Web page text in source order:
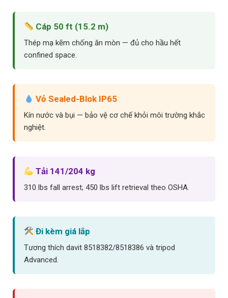
Cáp 50 ft (15.2 m)
Thép mạ kẽm chống ăn mòn — đủ cho hầu hết
confined space.
Vỏ Sealed-Blok IP65
Kín nước và bụi — bảo vệ cơ chế khỏi môi trường khắc
nghiệt.
Tải 141/204 kg
310 lbs fall arrest; 450 lbs lift retrieval theo OSHA.
Đi kèm giá lắp
Tương thích davit 8518382/8518386 và tripod
Advanced.